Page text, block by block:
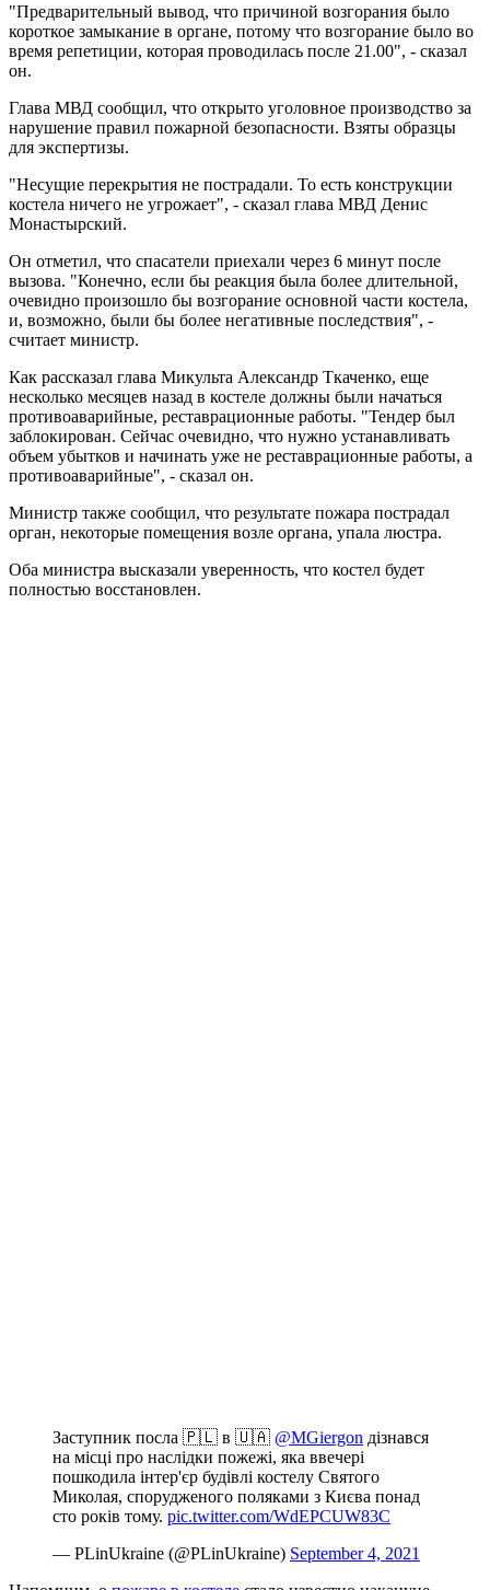
"Предварительный вывод, что причиной возгорания было
короткое замыкание в органе, потому что возгорание было во
время репетиции, которая проводилась после 21.00", - сказал
он.
Глава МВД сообщил, что открыто уголовное производство за
нарушение правил пожарной безопасности. Взяты образцы
для экспертизы.
"Несущие перекрытия не пострадали. То есть конструкции
костела ничего не угрожает", - сказал глава МВД Денис
Монастырский.
Он отметил, что спасатели приехали через 6 минут после
вызова. "Конечно, если бы реакция была более длительной,
очевидно произошло бы возгорание основной части костела,
и, возможно, были бы более негативные последствия", -
считает министр.
Как рассказал глава Микульта Александр Ткаченко, еще
несколько месяцев назад в костеле должны были начаться
противоаварийные, реставрационные работы. "Тендер был
заблокирован. Сейчас очевидно, что нужно устанавливать
объем убытков и начинать уже не реставрационные работы, а
противоаварийные", - сказал он.
Министр также сообщил, что результате пожара пострадал
орган, некоторые помещения возле органа, упала люстра.
Оба министра высказали уверенность, что костел будет
полностью восстановлен.
Заступник посла 🇵🇱 в 🇺🇦 @MGiergon дізнався
на місці про наслідки пожежі, яка ввечері
пошкодила інтер'єр будівлі костелу Святого
Миколая, спорудженого поляками з Києва понад
сто років тому. pic.twitter.com/WdEPCUW83C
— PLinUkraine (@PLinUkraine) September 4, 2021